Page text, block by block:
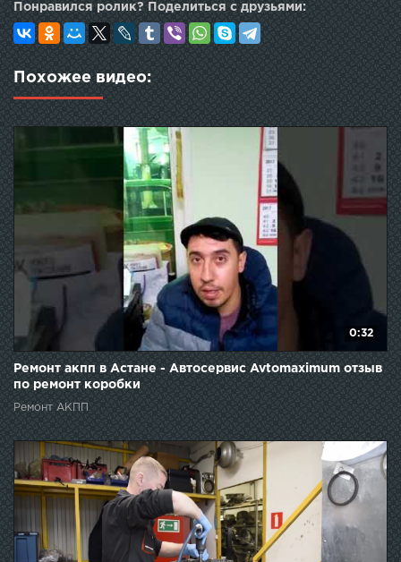
Понравился ролик? Поделиться с друзьями:
Похожее видео:
0:32
Ремонт акпп в Астане - Автосервис Avtomaximum отзыв
по ремонт коробки
Ремонт АКПП